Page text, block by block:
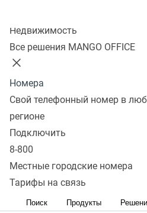
Недвижимость
Все решения MANGO OFFICE
Номера
Свой телефонный номер в
регионе
Подключить
8-800
Местные городские номера
Тарифы на связь
Поиск Продукты
обслуживания
простого
Запись входящих и
Ускорение
перемотка
Добавление записей в
записывать
Исключения для
руководства